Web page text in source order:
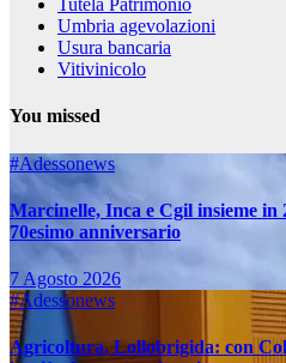
Tutela Patrimonio
Umbria agevolazioni
Usura bancaria
Vitivinicolo
You missed
#Adessonews
Marcinelle, Inca e Cgil insieme
70esimo anniversario
7 Agosto 2026
#Adessonews
Agricoltura, Lollobrigida: con